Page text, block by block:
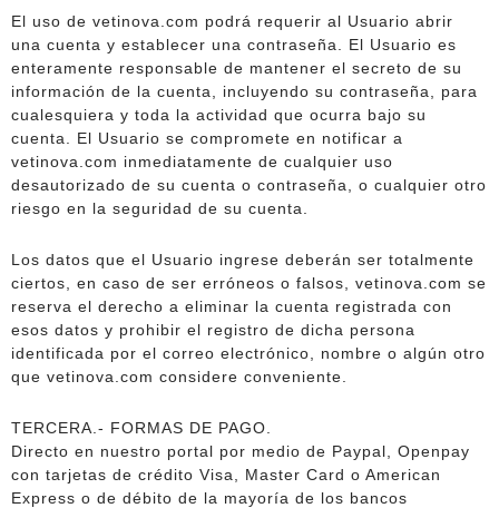
El uso de vetinova.com podrá requerir al Usuario abrir
una cuenta y establecer una contraseña. El Usuario es
enteramente responsable de mantener el secreto de su
información de la cuenta, incluyendo su contraseña, para
cualesquiera y toda la actividad que ocurra bajo su
cuenta. El Usuario se compromete en notificar a
vetinova.com inmediatamente de cualquier uso
desautorizado de su cuenta o contraseña, o cualquier otro
riesgo en la seguridad de su cuenta.
Los datos que el Usuario ingrese deberán ser totalmente
ciertos, en caso de ser erróneos o falsos, vetinova.com se
reserva el derecho a eliminar la cuenta registrada con
esos datos y prohibir el registro de dicha persona
identificada por el correo electrónico, nombre o algún otro
que vetinova.com considere conveniente.
TERCERA.- FORMAS DE PAGO.
Directo en nuestro portal por medio de Paypal, Openpay
con tarjetas de crédito Visa, Master Card o American
Express o de débito de la mayoría de los bancos